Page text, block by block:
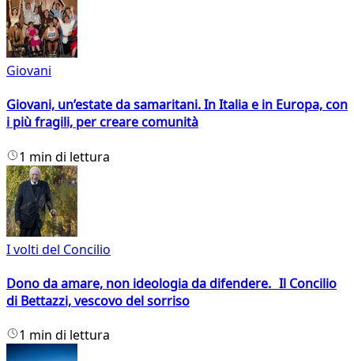
Giovani
Giovani, un’estate da samaritani. In Italia e in Europa, con
i più fragili, per creare comunità
1 min di lettura
I volti del Concilio
Dono da amare, non ideologia da difendere. Il Concilio
di Bettazzi, vescovo del sorriso
1 min di lettura